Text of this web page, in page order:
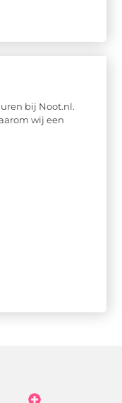
bij Noot.nl.
wij een